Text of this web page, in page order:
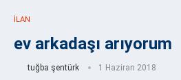
İLAN
ev arkadaşı arıyorum
tuğba şentürk 1 Haziran 2018